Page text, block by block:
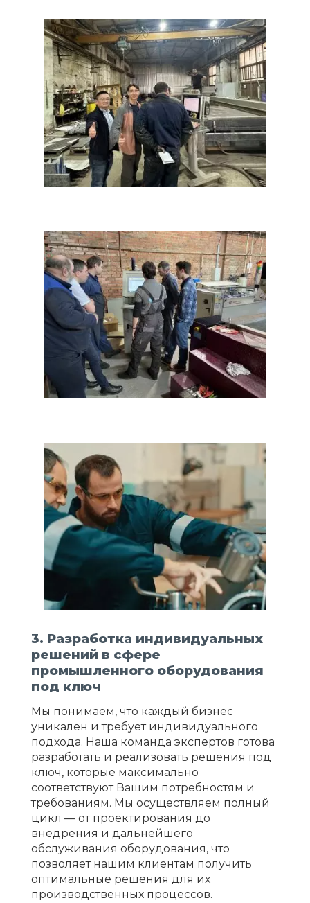
3. Разработка индивидуальных
решений в сфере
промышленного оборудования
под ключ
Мы понимаем, что каждый бизнес
уникален и требует индивидуального
подхода. Наша команда экспертов готова
разработать и реализовать решения под
ключ, которые максимально
соответствуют Вашим потребностям и
требованиям. Мы осуществляем полный
цикл — от проектирования до
внедрения и дальнейшего
обслуживания оборудования, что
позволяет нашим клиентам получить
оптимальные решения для их
производственных процессов.